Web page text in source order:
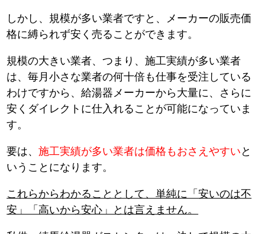
しかし、規模が多い業者ですと、メーカーの販売価
格に縛られず安く売ることができます。
規模の大きい業者、つまり、施工実績が多い業者
は、毎月小さな業者の何十倍も仕事を受注している
わけですから、給湯器メーカーから大量に、さらに
安くダイレクトに仕入れることが可能になっていま
す。
要は、施工実績が多い業者は価格もおさえやすい と
いうことになります。
これらからわかることとして、単純に「安いのは不
安」「高いから安心」とは言えません。